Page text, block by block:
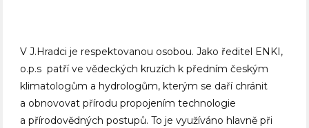
V J.Hradci je respektovanou osobou. Jako ředitel ENKI,
o.p.s patří ve vědeckých kruzích k předním českým
klimatologům a hydrologům, kterým se daří chránit
a obnovovat přírodu propojením technologie
a přírodovědných postupů. To je využíváno hlavně při